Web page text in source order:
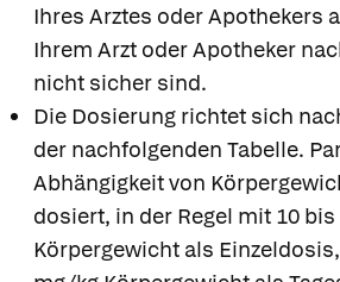
Ihres Arztes oder Apothekers
Ihrem Arzt oder Apotheker
nicht sicher sind.
Die Dosierung richtet sich
der nachfolgenden Tabelle.
Abhängigkeit von
dosiert, in der Regel mit 10
Körpergewicht als